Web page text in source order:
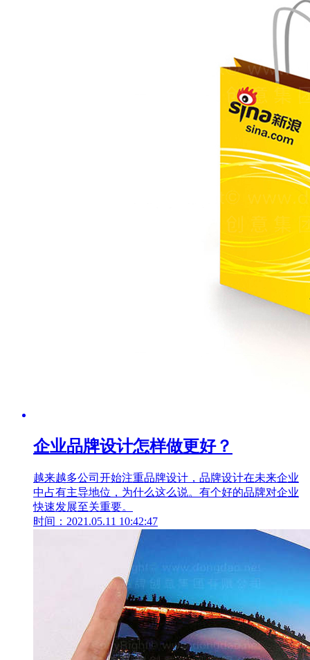
企业品牌设计怎样做更好？
越来越多公司开始注重品牌设计，品牌设计在未来企业
中占有主导地位，为什么这么说。有个好的品牌对企业
快速发展至关重要。
时间：2021.05.11 10:42:47